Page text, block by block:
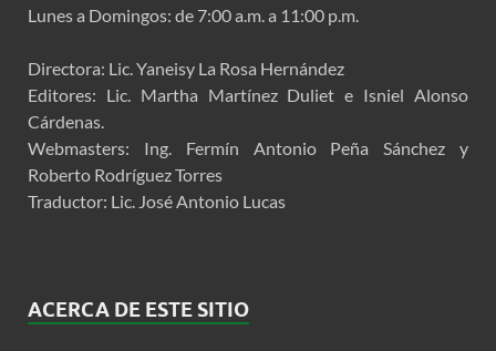
Lunes a Domingos: de 7:00 a.m. a 11:00 p.m.
Directora: Lic. Yaneisy La Rosa Hernández
Editores: Lic. Martha Martínez Duliet e Isniel Alonso
Cárdenas.
Webmasters: Ing. Fermín Antonio Peña Sánchez y
Roberto Rodríguez Torres
Traductor: Lic. José Antonio Lucas
ACERCA DE ESTE SITIO